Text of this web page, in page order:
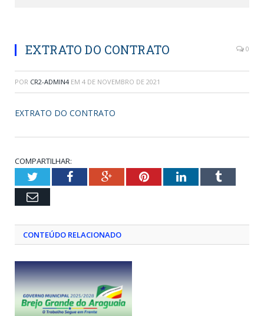
EXTRATO DO CONTRATO 0
POR CR2-ADMIN4 EM 4 DE NOVEMBRO DE 2021
EXTRATO DO CONTRATO
COMPARTILHAR:
TwitterFacebookGoogle+PinterestLinkedInTumblr
Email
CONTEÚDO RELACIONADO